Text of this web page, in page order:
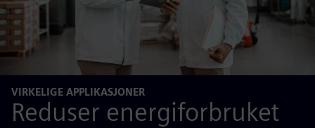
VIRKELIGE APPLIKASJONER
Reduser energiforbruket